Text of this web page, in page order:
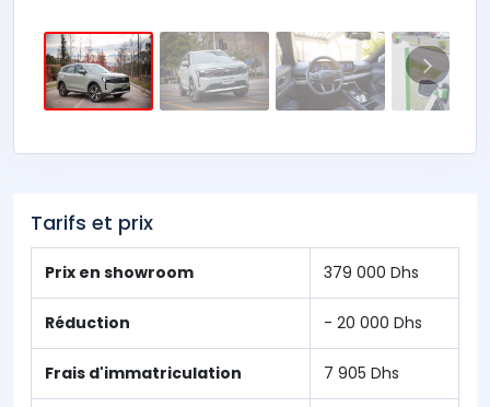
Tarifs et prix
Prix en showroom 379 000 Dhs
Réduction - 20 000 Dhs
Frais d'immatriculation 7 905 Dhs